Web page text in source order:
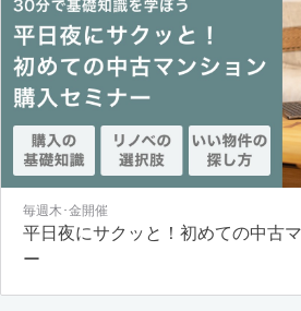
毎週木･金開催
平日夜にサクッと！初めての中古
ー